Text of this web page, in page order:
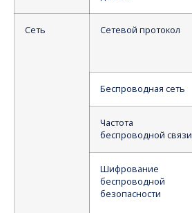
Сеть Сетевой протокол
Беспроводная сеть
Частота
беспроводной связи
Шифрование
беспроводной
безопасности